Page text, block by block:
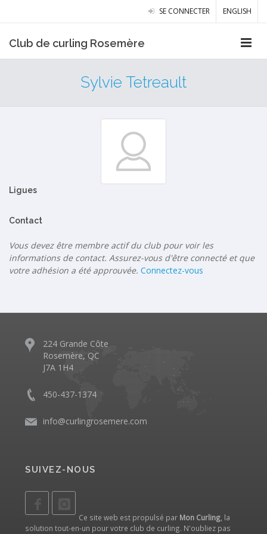
SE CONNECTER ENGLISH
Club de curling Rosemère
Sylvie Tetreault
Ligues
Contact
Vous devez être membre actif du club pour voir les
informations de contact. Assurez-vous d'être connecté et que
votre adhésion a été approuvée. Connectez-vous
224 Grande Côte
Rosemère, QC
J7A 1H4
450-437-1374
info@curlingrosemere.com
SUIVEZ-NOUS
Ce site web est propulsé par Mon Curling , la
solution tout-en-un pour votre club de curling. N'oubliez pas